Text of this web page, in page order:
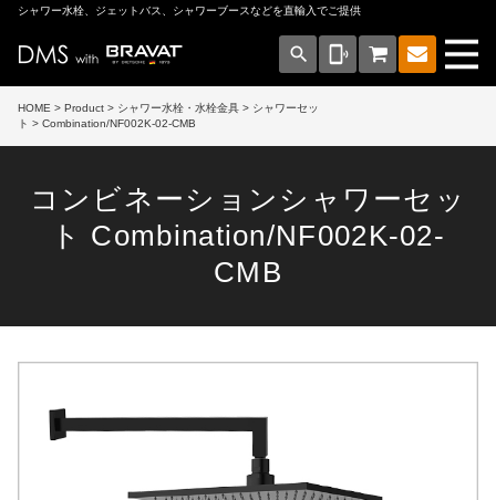
シャワー水栓、ジェットバス、シャワーブースなどを直輸入でご提供
search phonelink_ring
HOME > Product > シャワー水栓・水栓金具 > シャワーセッ
ト > Combination/NF002K-02-CMB
コンビネーションシャワーセッ
ト Combination/NF002K-02-
CMB